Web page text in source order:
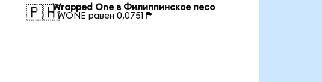
🇵🇭Wrapped One в Филиппинское песо
1 WONE равен 0,0751 ₱